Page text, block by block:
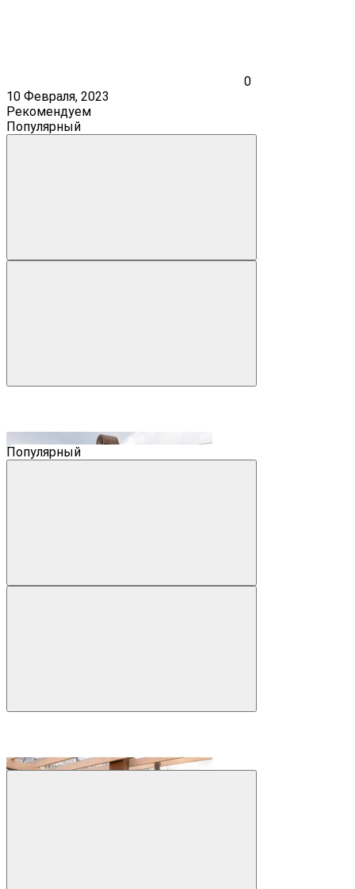
0
10 Февраля, 2023
Рекомендуем
Популярный
Популярный